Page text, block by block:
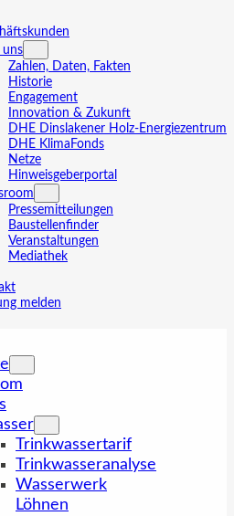
uns
Zahlen, Daten, Fakten
Historie
Engagement
Innovation & Zukunft
DHE Dinslakener Holz-Energiezentrum
DHE KlimaFonds
Netze
Hinweisgeberportal
Pressemitteilungen
Baustellenfinder
Veranstaltungen
Mediathek
melden
Trinkwassertarif
Trinkwasseranalyse
Wasserwerk
Löhnen